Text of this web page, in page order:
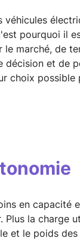
pourquoi il
marché, de
décision et de
choix
en capacité
la charge
et le poids